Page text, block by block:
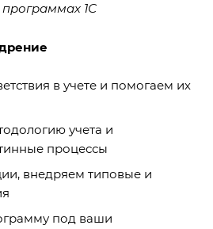
1С
в учете и помогаем их
учета и
процессы
внедряем типовые и
под ваши